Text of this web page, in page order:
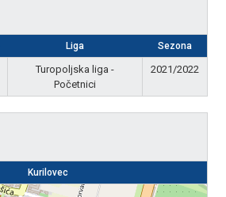
Liga Sezona
Turopoljska liga -
Početnici
2021/2022
Kurilovec